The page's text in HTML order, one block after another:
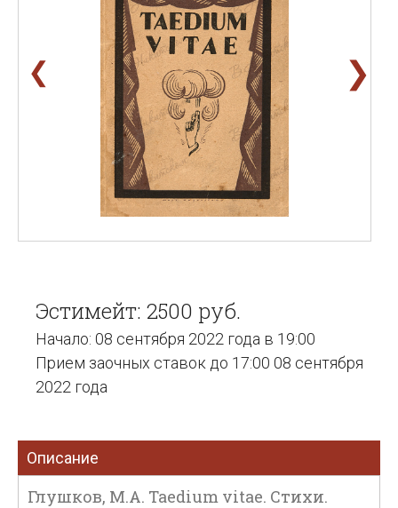
❮ ❯
Эстимейт: 2500 руб.
Начало: 08 сентября 2022 года в 19:00
Прием заочных ставок до 17:00 08 сентября
2022 года
Описание
Глушков, М.А. Taedium vitae. Стихи.